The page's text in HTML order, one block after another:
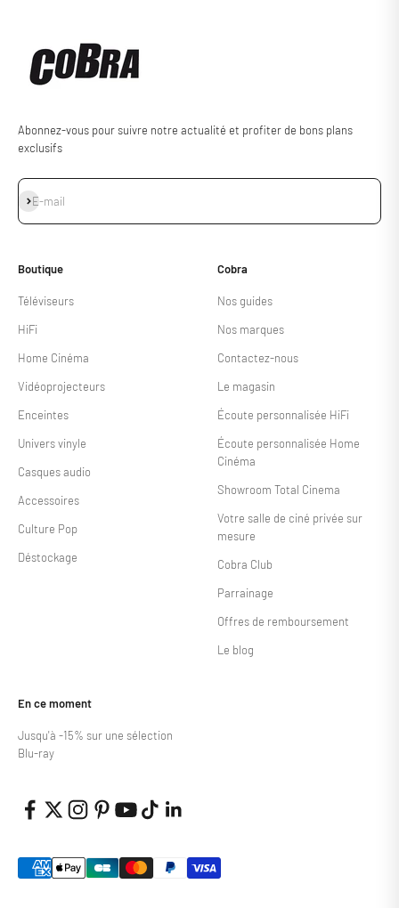
Abonnez-vous pour suivre notre actualité et profiter de bons plans
exclusifs
E-mail
S'inscrire
Boutique
Téléviseurs
HiFi
Home Cinéma
Vidéoprojecteurs
Enceintes
Univers vinyle
Casques audio
Accessoires
Culture Pop
Déstockage
Cobra
Nos guides
Nos marques
Contactez-nous
Le magasin
Écoute personnalisée HiFi
Écoute personnalisée Home
Cinéma
Showroom Total Cinema
Votre salle de ciné privée sur
mesure
Cobra Club
Parrainage
Offres de remboursement
Le blog
En ce moment
Jusqu'à -15% sur une sélection
Blu-ray